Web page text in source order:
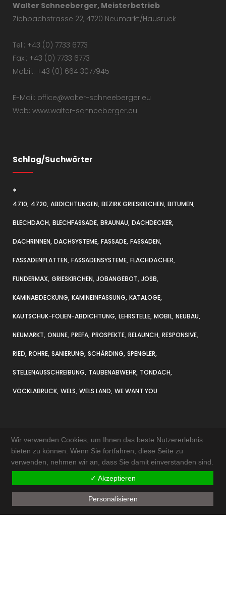
Walter Schneeberger, Meisterbetrieb
Ziehbachstrasse 22, 4720 Neumarkt/Hausruck
Tel.: +43 (0) 7733 6773
Fax.: +43 (0) 7733 6773
Mobil.: +43 (0) 664 3077945
E-Mail: office@walter-schneeberger.eu
Web: www.walter-schneeberger.eu
Schlag/Suchwörter
*
4710 4720 ABDICHTUNGEN BEZIRK GRIESKIRCHEN BITUMEN
BLECHDACH BLECHFASSADE BRAUNAU DACHDECKER
DACHRINNEN DACHSYSTEME FASSADE FASSADEN
FASSADENPLATTEN FASSADENSYSTEME FLACHDÄCHER
FUNDERMAX GRIESKIRCHEN JOBANGEBOT JOSB
KAMINABDECKUNG KAMINEINFASSUNG KATALOGE
KAUTSCHUK-FOLIEN-ABDICHTUNG LEHRSTELLE MOBIL NEUBAU
NEUMARKT ONLINE PREFA PROSPEKTE RELAUNCH RESPONSIVE
RIED ROHRE SANIERUNG SCHÄRDING SPENGLER
STELLENAUSSCHREIBUNG TAUBENABWEHR TONDACH
VÖCKLABRUCK WELS WELS LAND WE WANT YOU
KONTAKT & ANFAHRT
IMPRESSUM
AKTUELLES
Wir verwenden Cookies, um Ihnen das beste Nutzererlebnis
bieten zu können. Wenn Sie fortfahren, diese Seite zu
verwenden, nehmen wir an, dass Sie damit einverstanden sind.
✓ Akzeptieren
Personalisieren